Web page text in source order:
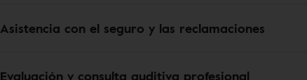
Asistencia con el seguro y las reclamaciones
Evaluación y consulta auditiva profesional